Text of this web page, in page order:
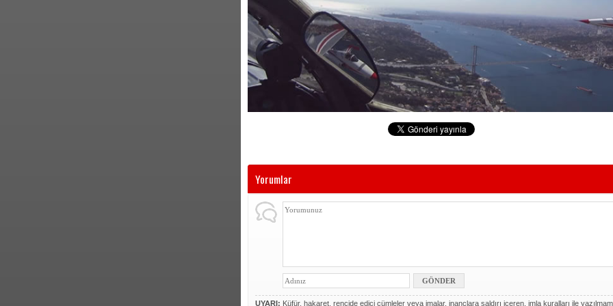
Yorumlar
UYARI: Küfür, hakaret, rencide edici cümleler veya imalar, inançlara saldırı içeren, imla kuralları ile